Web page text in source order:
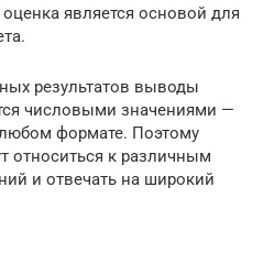
является основой для
результатов выводы
числовыми значениями —
формате. Поэтому
относиться к различным
и отвечать на широкий